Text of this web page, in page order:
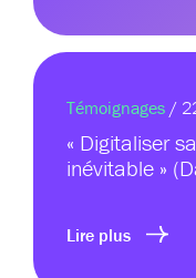
Témoignages /
« Digitaliser
inévitable »
Lire plus